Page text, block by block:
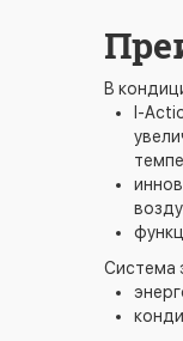
В
I-
Система